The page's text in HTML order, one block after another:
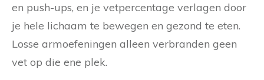
en push-ups, en je vetpercentage verlagen door
je hele lichaam te bewegen en gezond te eten.
Losse armoefeningen alleen verbranden geen
vet op die ene plek.